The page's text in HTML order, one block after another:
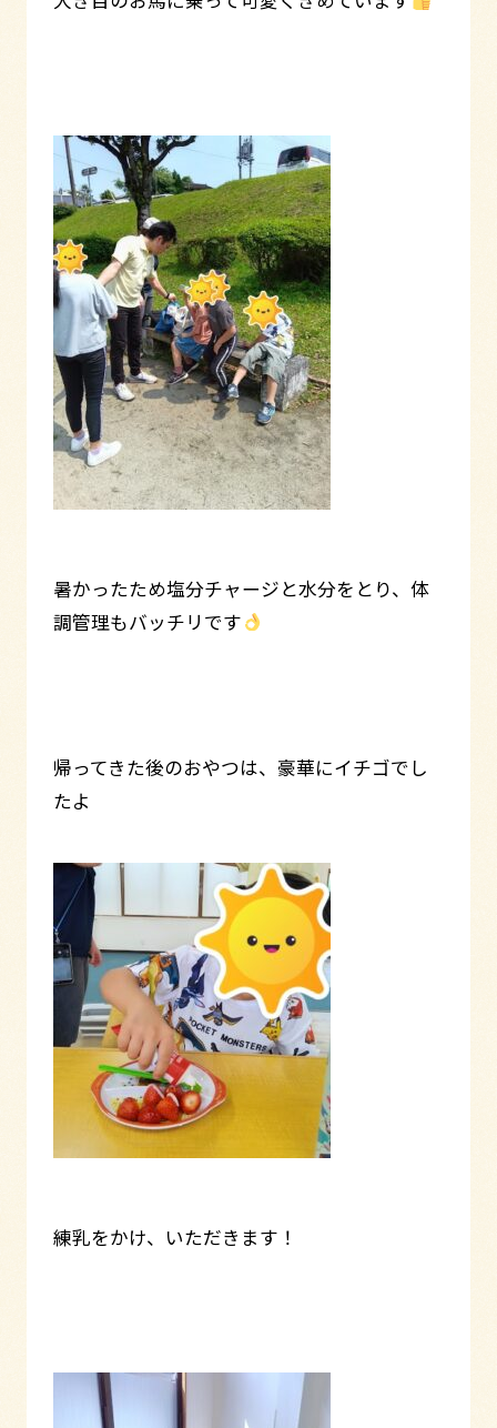
暑かったため塩分チャージと水分をとり、体
調管理もバッチリです
帰ってきた後のおやつは、豪華にイチゴでし
たよ
練乳をかけ、いただきます！